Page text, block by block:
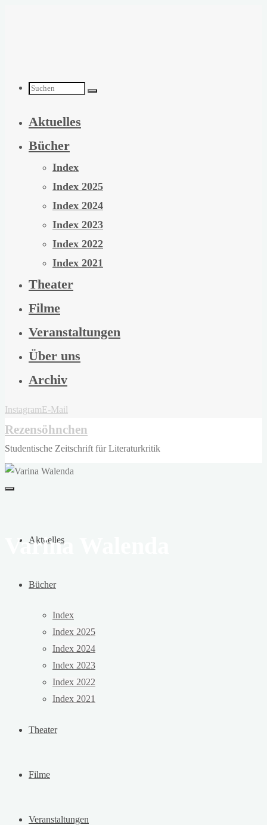
Suchen
nach:
Aktuelles
Bücher
Index
Index 2025
Index 2024
Index 2023
Index 2022
Index 2021
Theater
Filme
Veranstaltungen
Über uns
Archiv
InstagramE-Mail
Rezensöhnchen
Studentische Zeitschrift für Literaturkritik
Aktuelles
Bücher
Index
Index 2025
Index 2024
Index 2023
Index 2022
Index 2021
Theater
Filme
Veranstaltungen
Varina Walenda